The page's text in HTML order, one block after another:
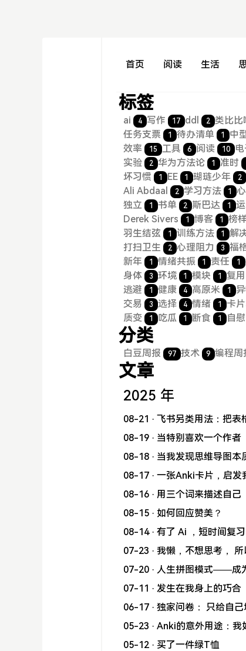
首页 阅读 生活
标签
ai 4 写作 17 ddl 2 类比比
任务支票 1 待办清单 1 中
效率 15 工具 6 阅读 10 电
实验 2 华为方法论 1 准时
坏习惯 1 EE 1 瑚琏少年 2
Ali Abdaal 2 学习方法 1
独立 1 书单 2 斯巴达 1
Derek Sivers 1 博客 1 榜
羽生结弦 1 训练方法 1 解
打扫卫生 2 心理阻力 3 福
新年 1 情绪共振 1 责任 1
身体 3 环境 1 模块 1 复用
逃避 1 健康 4 高原米 1
交易 3 选择 4 情绪 1 卡
质变 1 吃瓜 1 断食 1 自慰
分类
白豆周报 97 技术 9 编程
文章
2025 年
08-21 · 飞书另类用法：把
08-19 · 当特别喜欢一个作者
08-18 · 当我发现思维导图
08-17 · 一张Anki卡片，启发
08-16 · 用三个词来描述自己
08-15 · 如何回应赞美？
08-14· 有了 Ai ，短时间复
07-23 · 我懒，不想思考，
07-20 · 人生拼图模式——成
07-11 · 发生在我身上的巧合
06-17 · 独家问卷： 只给自
05-23 · Anki的意外用途：
05-12 · 买了一件绿T恤